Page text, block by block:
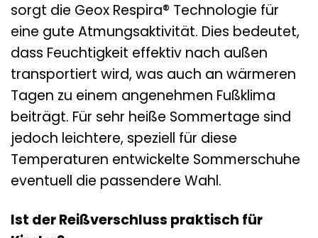
sorgt die Geox Respira® Technologie für
eine gute Atmungsaktivität. Dies bedeutet,
dass Feuchtigkeit effektiv nach außen
transportiert wird, was auch an wärmeren
Tagen zu einem angenehmen Fußklima
beiträgt. Für sehr heiße Sommertage sind
jedoch leichtere, speziell für diese
Temperaturen entwickelte Sommerschuhe
eventuell die passendere Wahl.
Ist der Reißverschluss praktisch für